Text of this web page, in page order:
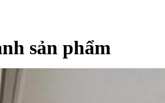
sản phẩm